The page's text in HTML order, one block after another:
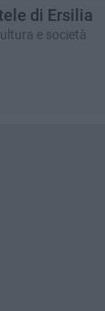
di Ersilia
e società